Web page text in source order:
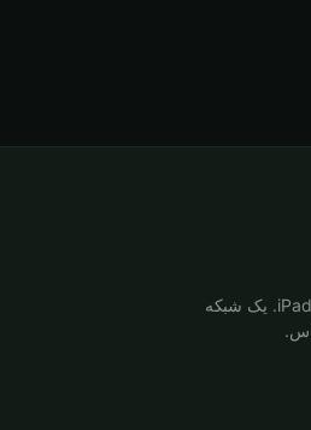
یک VPN امن برای iPhone و iPad. یک شبکه